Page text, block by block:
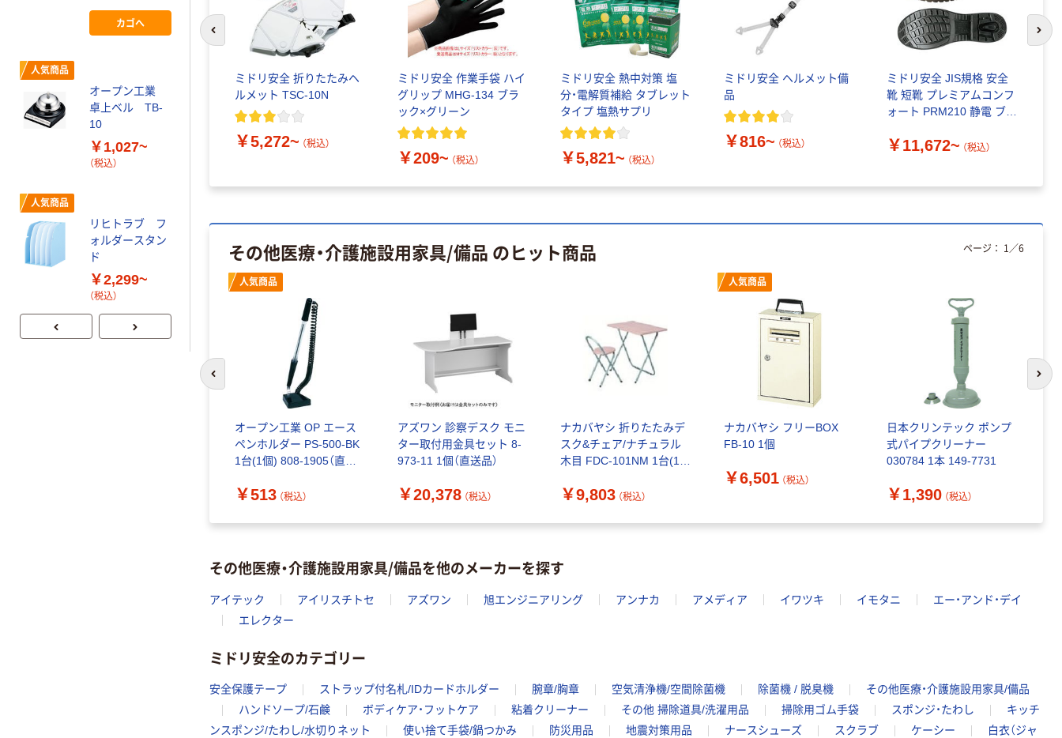
ミドリ安全 折りたたみヘ
ルメット TSC-10N
￥5,272~ （税込）
ミドリ安全 作業手袋 ハイ
グリップ MHG-134 ブラ
ック×グリーン
￥209~ （税込）
ミドリ安全 熱中対策 塩
分・電解質補給 タブレット
タイプ 塩熱サプリ
￥5,821~ （税込）
ミドリ安全 ヘルメット備
品
￥816~ （税込）
ミドリ安全 JIS規格 安全
靴 短靴 プレミアムコンフ
ォート PRM210 静電 ブラ
￥11,672~ （税込）
前のスライドへ 次
その他医療・介護施設用家具/備品 のヒット商品
人気商品
オープン工業 OP エース
ペンホルダー PS-500-BK
1台(1個) 808-1905（直送
￥513 （税込）
アズワン 診察デスク モニ
ター取付用金具セット 8-
973-11 1個（直送品）
￥20,378 （税込）
ナカバヤシ 折りたたみデ
スク&チェア/ナチュラル
木目 FDC-101NM 1台(1セ
￥9,803 （税込）
人気商品
ナカバヤシ フリーBOX
FB-10 1個
￥6,501 （税込）
日本クリンテック ポンプ
式パイプクリーナー
030784 1本 149-7731
￥1,390 （税込）
ページ： 1 ／6
前のスライドへ 次
その他医療・介護施設用家具/備品を他のメーカーを探す
アイテック アイリスチトセ アズワン 旭エンジニアリング アンナカ アメディア イワツキ イモタニ
エー・アンド・デイ
エレクター
ミドリ安全のカテゴリー
安全保護テープ ストラップ付名札/IDカードホルダー 腕章/胸章 空気清浄機/空間除菌機 除菌機 / 脱臭機
その他医療・介護施設用家具/備品
ハンドソープ/石鹸
ボディケア・フットケア 粘着クリーナー その他 掃除道具/洗濯用品 掃除用ゴム手袋 スポンジ・たわし
キッチ
ンスポンジ/たわし/水切りネット
使い捨て手袋/鍋つかみ 防災用品 地震対策用品 ナースシューズ スクラブ ケーシー
白衣（ジャ
カゴへ
人気商品
オープン工業
卓上ベル TB-
10
￥1,027~
（税込）
人気商品
リヒトラブ フ
ォルダースタン
ド
￥2,299~
（税込）
人気商品
Netforce ダイニ
ル 完成品 ETV-
1-AW
￥10,964~
（税込）
￥3,780~
アズワン 爪やす
り TMY-100 1個
7-4868-01
カゴへ
アズワン セルフ
ワゴン 1個
卓上ベル TB-
10
￥1,027~
リヒトラブ フ
（税込）